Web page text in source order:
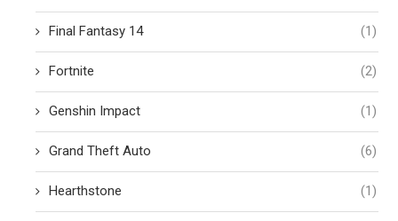
Final Fantasy 14 (1)
Fortnite (2)
Genshin Impact (1)
Grand Theft Auto (6)
Hearthstone (1)